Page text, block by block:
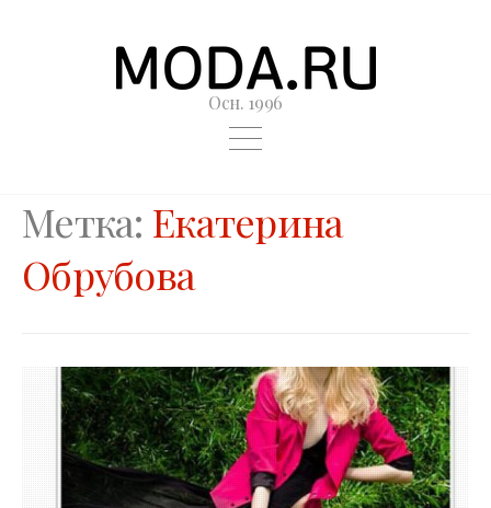
Осн. 1996
Метка: Екатерина
Обрубова